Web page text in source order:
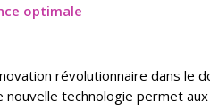
optimale
révolutionnaire dans le
nouvelle technologie permet